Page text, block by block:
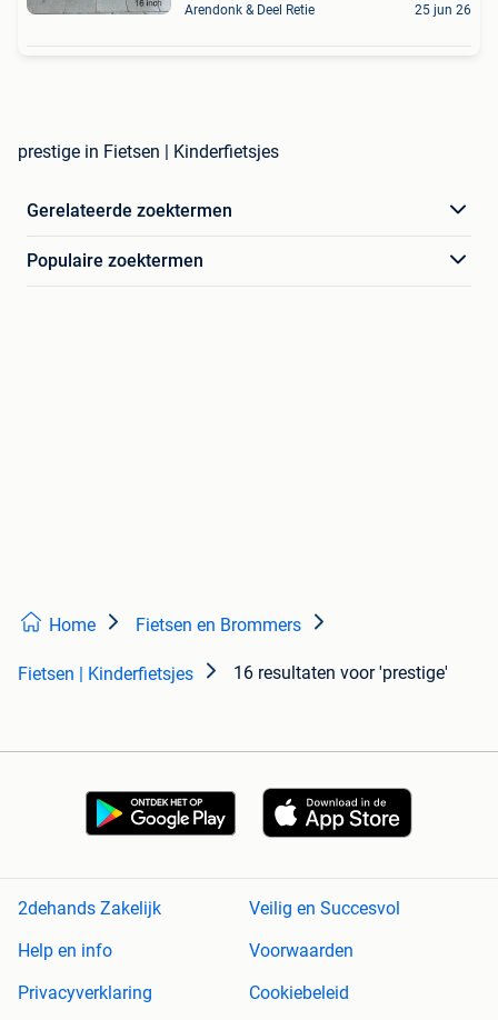
Arendonk & Deel Retie 25 jun 26
prestige in Fietsen | Kinderfietsjes
Gerelateerde zoektermen
Populaire zoektermen
Home Fietsen en Brommers
Fietsen | Kinderfietsjes 16 resultaten voor 'prestige'
2dehands Zakelijk
Veilig en Succesvol
Help en info
Voorwaarden
Privacyverklaring
Cookiebeleid